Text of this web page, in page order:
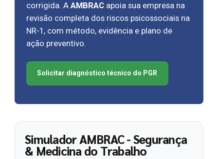
corrigida. A AMBRAC apoia sua empresa na
revisão completa dos riscos psicossociais na
NR-1, com método, evidência e plano de
ação preventivo.
Solicitar diagnóstico técnico do PGR
Simulador AMBRAC - Segurança
& Medicina do Trabalho